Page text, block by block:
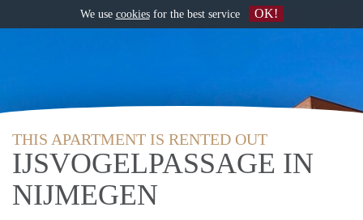
THIS APARTMENT IS RENTED OUT
IJSVOGELPASSAGE IN
NIJMEGEN
We use cookiesfor the best service OK!